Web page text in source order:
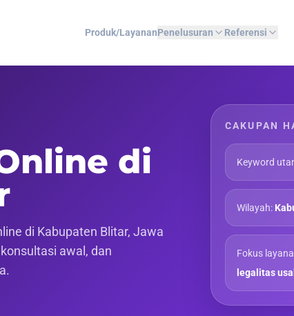
Produk/LayananPenelusuran Referensi
di
di Kabupaten Blitar, Jawa
awal, dan
CAKUPAN
Keyword
Wilayah:
Fokus
legalitas